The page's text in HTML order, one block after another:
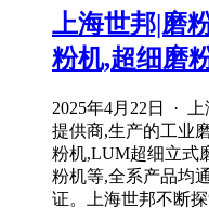
上海世邦|磨
粉机,超细磨
2025年4月22日 ·
提供商,生产的工业
粉机,LUM超细立式
粉机等,全系产品均
证。上海世邦不断